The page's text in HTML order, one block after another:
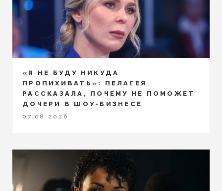
«Я НЕ БУДУ НИКУДА
ПРОПИХИВАТЬ»: ПЕЛАГЕЯ
РАССКАЗАЛА, ПОЧЕМУ НЕ ПОМОЖЕТ
ДОЧЕРИ В ШОУ-БИЗНЕСЕ
07.08.2026